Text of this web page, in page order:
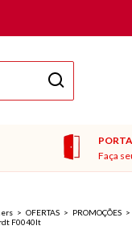
Faça
> OFERTAS > PROMOÇÕES >
F0040lt